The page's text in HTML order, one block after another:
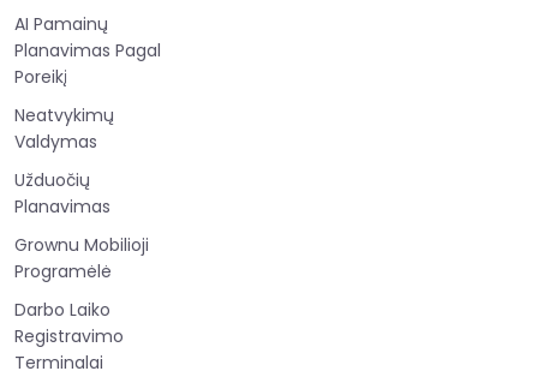
AI Pamainų
Planavimas Pagal
Poreikį
Neatvykimų
Valdymas
Užduočių
Planavimas
Grownu Mobilioji
Programėlė
Darbo Laiko
Registravimo
Terminalai